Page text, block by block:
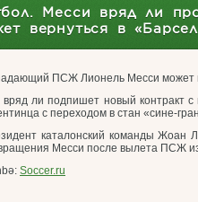
Месси вряд ли
вернуться в
ПСЖ Лионель Месси может
вряд ли подпишет новый контракт
с переходом в стан «сине-
каталонский команды Жоан
Месси после вылета ПСЖ
Soccer.ru